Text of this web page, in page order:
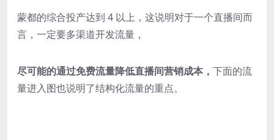
蒙都的综合投产达到 4 以上，这说明对于一个直播间而
言，一定要多渠道开发流量，
尽可能的通过免费流量降低直播间营销成本， 下面的流
量进入图也说明了结构化流量的重点。